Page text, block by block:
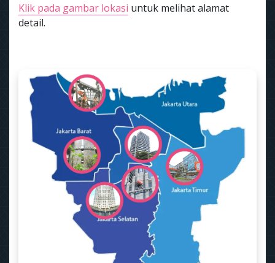
Klik pada gambar lokasi untuk melihat alamat
detail.